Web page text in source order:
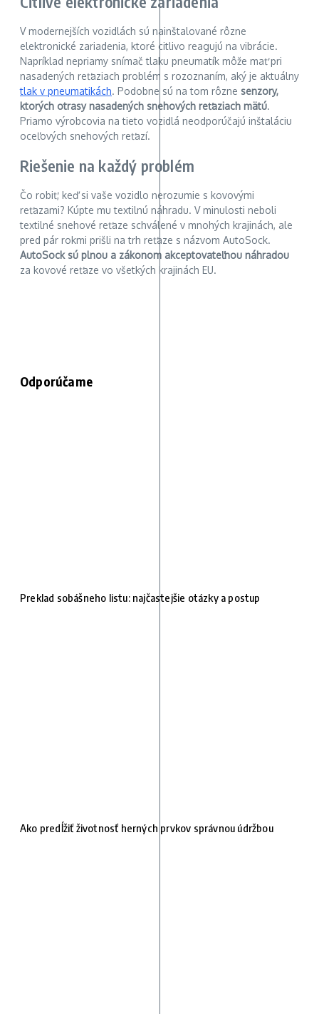
V modernejších vozidlách sú nainštalované rôzne
elektronické zariadenia, ktoré citlivo reagujú na vibrácie.
Napríklad nepriamy snímač tlaku pneumatík môže mať pri
nasadených reťaziach problém s rozoznaním, aký je aktuálny
tlak v pneumatikách. Podobne sú na tom rôzne senzory,
ktorých otrasy nasadených snehových reťaziach mätú.
Priamo výrobcovia na tieto vozidlá neodporúčajú inštaláciu
oceľových snehových reťazí.
Riešenie na každý problém
Čo robiť, keď si vaše vozidlo nerozumie s kovovými
reťazami? Kúpte mu textilnú náhradu. V minulosti neboli
textilné snehové reťaze schválené v mnohých krajinách, ale
pred pár rokmi prišli na trh reťaze s názvom AutoSock.
AutoSock sú plnou a zákonom akceptovateľnou náhradou
za kovové reťaze vo všetkých krajinách EU.
Odporúčame
Preklad sobášneho listu: najčastejšie otázky a postup
Ako predĺžiť životnosť herných prvkov správnou údržbou